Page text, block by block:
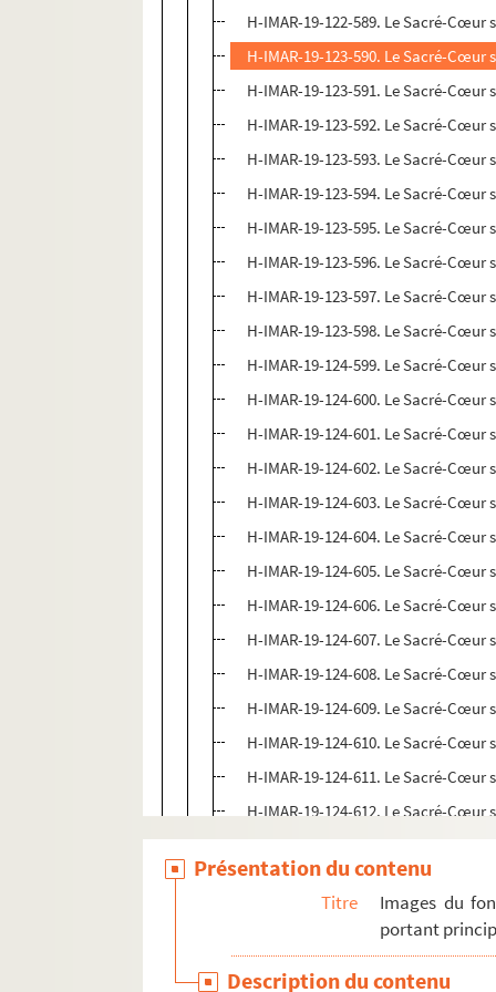
H-IMAR-19-122-589. Le Sacré-Cœur
H-IMAR-19-123-590. Le Sacré-Cœur
H-IMAR-19-123-591. Le Sacré-Cœur
H-IMAR-19-123-592. Le Sacré-Cœur
H-IMAR-19-123-593. Le Sacré-Cœur
H-IMAR-19-123-594. Le Sacré-Cœur
H-IMAR-19-123-595. Le Sacré-Cœur
H-IMAR-19-123-596. Le Sacré-Cœur
H-IMAR-19-123-597. Le Sacré-Cœur
H-IMAR-19-123-598. Le Sacré-Cœur
H-IMAR-19-124-599. Le Sacré-Cœur
H-IMAR-19-124-600. Le Sacré-Cœur
H-IMAR-19-124-601. Le Sacré-Cœur
H-IMAR-19-124-602. Le Sacré-Cœur
H-IMAR-19-124-603. Le Sacré-Cœur
H-IMAR-19-124-604. Le Sacré-Cœur
H-IMAR-19-124-605. Le Sacré-Cœur
H-IMAR-19-124-606. Le Sacré-Cœur
H-IMAR-19-124-607. Le Sacré-Cœur
H-IMAR-19-124-608. Le Sacré-Cœur
H-IMAR-19-124-609. Le Sacré-Cœur
H-IMAR-19-124-610. Le Sacré-Cœur
H-IMAR-19-124-611. Le Sacré-Cœur
H-IMAR-19-124-612. Le Sacré-Cœur
H-IMAR-19-124-613. Le Sacré-Cœur
H-IMAR-19-125-614. Le Sacré-
H-IMAR-19-125-615. Le Sacré-
H-IMAR-19-125-617. Le Sacré-Cœur
Présentation du contenu
Titre
Images du
portant
Description du contenu